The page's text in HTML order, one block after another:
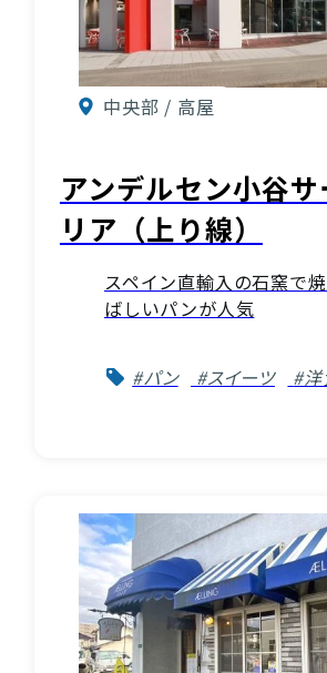
中央部 / 高屋
アンデルセン小谷
リア（上り線）
スペイン直輸入の石窯で
ばしいパンが人気
#パン #スイーツ #